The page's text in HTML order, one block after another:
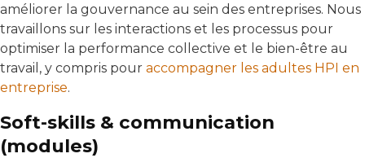
améliorer la gouvernance au sein des entreprises. Nous
travaillons sur les interactions et les processus pour
optimiser la performance collective et le bien-être au
travail, y compris pour accompagner les adultes HPI en
entreprise.
Soft-skills & communication
(modules)